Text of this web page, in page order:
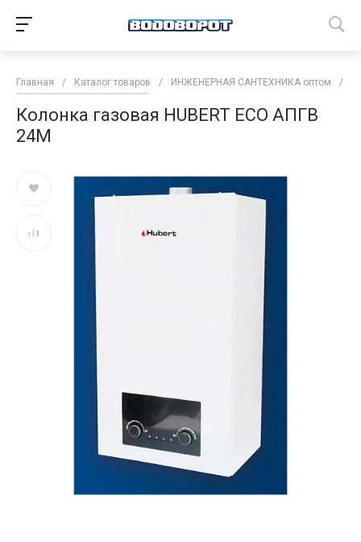
Главная / Каталог товаров / ИНЖЕНЕРНАЯ САНТЕХНИКА оптом /
Колонка газовая HUBERT ECO АПГВ
24M